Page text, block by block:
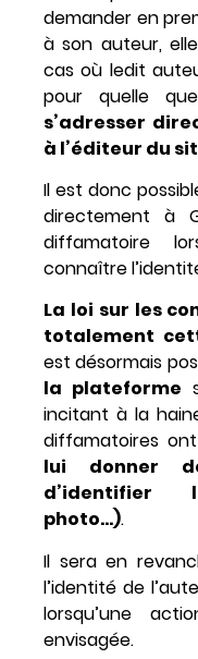
demander en
à son auteur,
cas où ledit
pour quelle
s’adresser
à l’éditeur du
Il est donc
directement à
diffamatoire
connaître
La loi sur les
totalement
est désormais
la plateforme
incitant à la
diffamatoires
lui donner
d’identifier
photo…).
Il sera en
l’identité de
lorsqu’une
envisagée.